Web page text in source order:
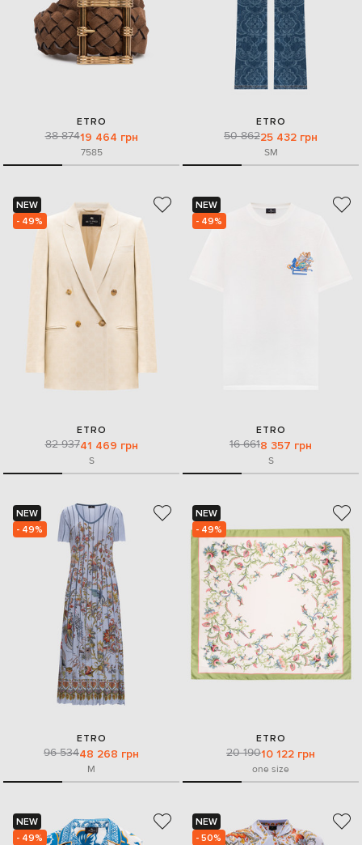
ETRO
38 87419 464 грн
7585
ETRO
50 86225 432 грн
SM
NEW
- 49%
ETRO
82 93741 469 грн
S
NEW
- 49%
ETRO
16 6618 357 грн
S
NEW
- 49%
ETRO
96 53448 268 грн
M
NEW
- 49%
ETRO
20 19010 122 грн
one size
NEW
- 49%
NEW
- 50%